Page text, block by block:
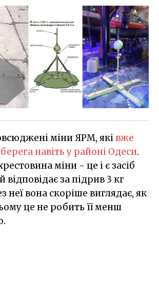
міни ЯРМ, яківже
навіть у районі Одеси.
міни - це і є засіб
відповідає за підрив 3 кг
неї вона скоріше виглядає, як
це не робить її менш